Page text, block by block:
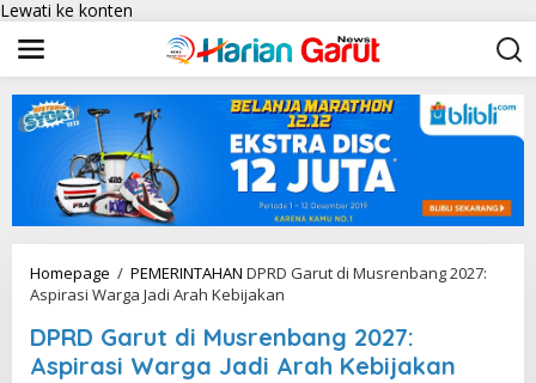
Lewati ke konten
Homepage / PEMERINTAHAN DPRD Garut di Musrenbang 2027:
Aspirasi Warga Jadi Arah Kebijakan
DPRD Garut di Musrenbang 2027:
Aspirasi Warga Jadi Arah Kebijakan